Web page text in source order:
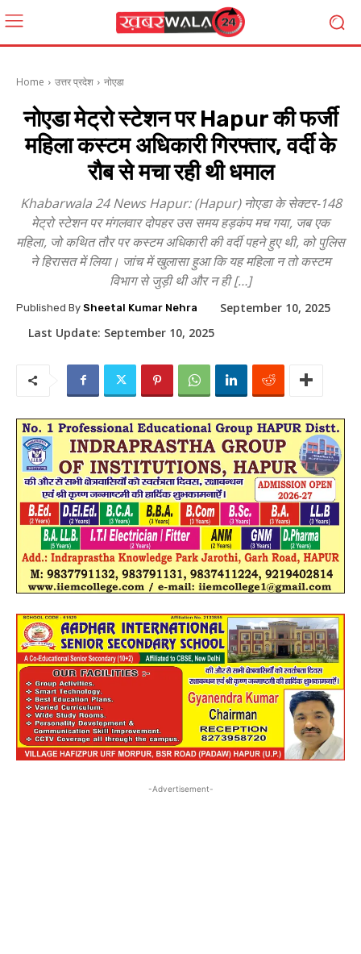
Home उत्तर प्रदेश नोएडा
नोएडा मेट्रो स्टेशन पर Hapur की फर्जी
महिला कस्टम अधिकारी गिरफ्तार, वर्दी के
रौब से मचा रही थी धमाल
Khabarwala 24 News Hapur: (Hapur) नोएडा के सेक्टर-148
मेट्रो स्टेशन पर मंगलवार दोपहर उस समय हड़कंप मच गया, जब एक
महिला, जो कथित तौर पर कस्टम अधिकारी की वर्दी पहने हुए थी, को पुलिस
ने हिरासत में लिया। जांच में खुलासा हुआ कि यह महिला न तो कस्टम
विभाग से जुड़ी थी और न ही […]
Published By Sheetal Kumar Nehra
September 10, 2025
Last Update: September 10, 2025
-Advertisement-